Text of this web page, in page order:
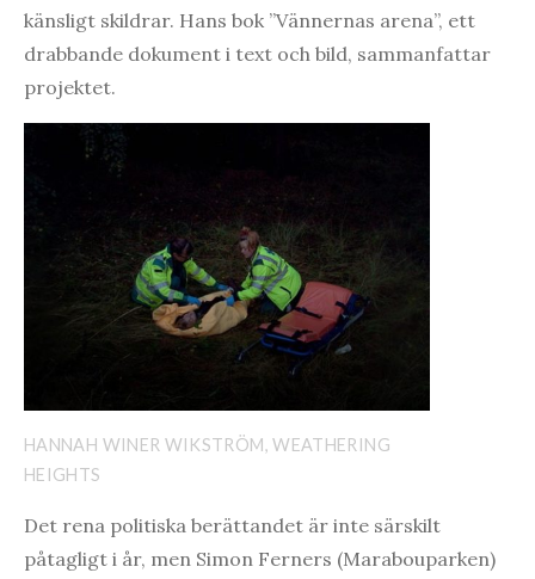
känsligt skildrar. Hans bok ”Vännernas arena”, ett
drabbande dokument i text och bild, sammanfattar
projektet.
HANNAH WINER WIKSTRÖM, WEATHERING
HEIGHTS
Det rena politiska berättandet är inte särskilt
påtagligt i år, men Simon Ferners (Marabouparken)